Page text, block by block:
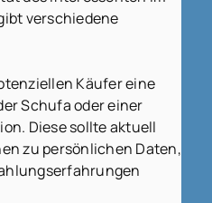
verschiedene
Käufer eine
Schufa oder einer
Diese sollte aktuell
zu persönlichen Daten,